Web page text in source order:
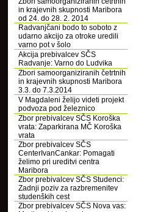
in krajevnih skupnosti Maribora
od 24. do 28. 2. 2014
Radvanjčani bodo to soboto z
udarno akcijo za otroke uredili
varno pot v šolo
Akcija prebivalcev SČS
Radvanje: Varno do Ludvika
Zbori samoorganiziranih četrtnih
in krajevnih skupnosti Maribora
3.3. do 7.3.2014
V Magdaleni želijo videti projekt
podvoza pod železnico
Zbor prebivalcev SČS Koroška
vrata: Zaparkirana MČ Koroška
vrata
Zbor prebivalcev SČS
CenterIvanCankar: Pomagati
želimo pri ureditvi centra
Maribora
Zbor prebivalcev SČS Studenci:
Zadnji poziv za razbremenitev
studenških cest
Zbor prebivalcev SČS Nova vas: